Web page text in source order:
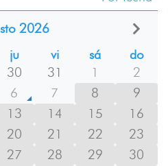
2026
ju vi sá
do
30 31 1
2
6 7 8
9
13 14 15
16
20 21 22
23
27 28 29
30